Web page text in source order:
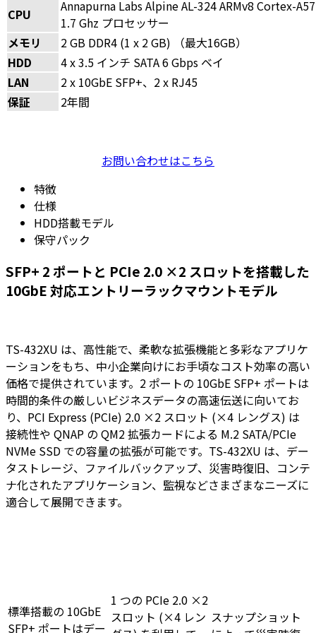
CPU
Annapurna Labs Alpine AL-324 ARMv8 Cortex-
1.7 Ghz プロセッサー
メモリ
2 GB DDR4 (1 x 2 GB) （最大16GB）
HDD
4 x 3.5 インチ SATA 6 Gbps ベイ
LAN
2 x 10GbE SFP+、2 x RJ45
保証
2年間
お問い合わせはこちら
特徴
仕様
HDD搭載モデル
保守パック
SFP+ 2 ポートと PCIe 2.0 ×2 スロットを搭載した
10GbE 対応エントリーラックマウントモデル
TS-432XU は、高性能で、柔軟な拡張機能と多彩なアプリケ
ーションをもち、中小企業向けにお手頃なコスト効率の高い
価格で提供されています。2 ポートの 10GbE SFP+ ポートは
時間的条件の厳しいビジネスデータの高速伝送に向いてお
り、PCI Express (PCIe) 2.0 ×2 スロット (×4 レングス) は
接続性や QNAP の QM2 拡張カードによる M.2 SATA/PCIe
NVMe SSD での容量の拡張が可能です。TS-432XU は、デー
タストレージ、ファイルバックアップ、災害時復旧、コンテ
ナ化されたアプリケーション、監視などさまざまなニーズに
適合して展開できます。
標準搭載の 10GbE
SFP+ ポートはデー
1 つの PCIe 2.0 ×2
スロット (×4 レン スナップショット